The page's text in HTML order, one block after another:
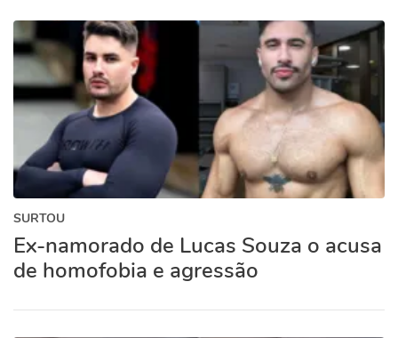
SURTOU
Ex-namorado de Lucas Souza o acusa
de homofobia e agressão